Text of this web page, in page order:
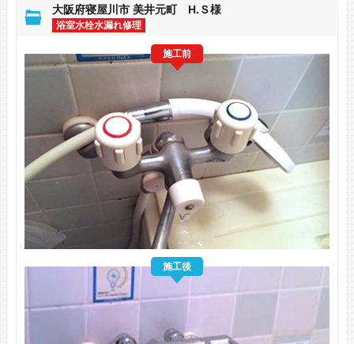
大阪府寝屋川市 美井元町 H.Ｓ様
浴室水栓水漏れ修理
施工前
施工後